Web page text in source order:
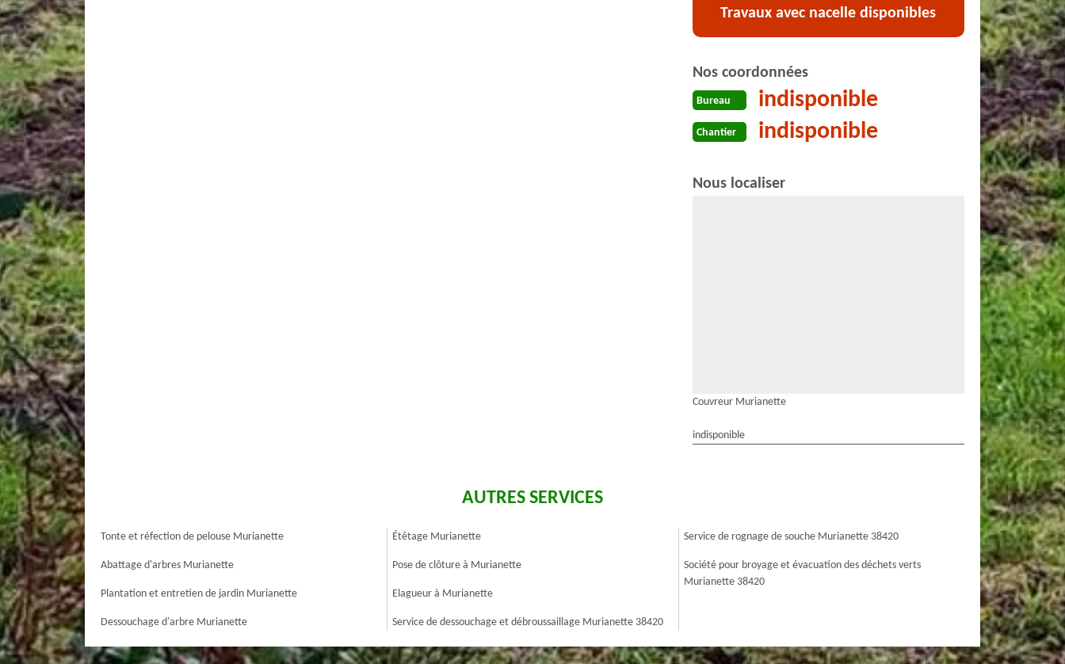
Travaux avec nacelle disponibles
Nos coordonnées
Bureau indisponible
Chantier indisponible
Nous localiser
Couvreur Murianette
indisponible
AUTRES SERVICES
Tonte et réfection de pelouse Murianette
Abattage d'arbres Murianette
Plantation et entretien de jardin Murianette
Dessouchage d'arbre Murianette
Étêtage Murianette
Pose de clôture à Murianette
Elagueur à Murianette
Service de dessouchage et débroussaillage Murianette 38420
Service de rognage de souche Murianette 38420
Société pour broyage et évacuation des déchets verts
Murianette 38420